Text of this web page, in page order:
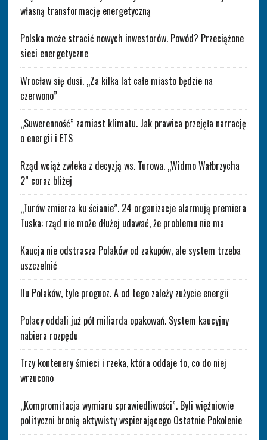
własną transformację energetyczną
Polska może stracić nowych inwestorów. Powód? Przeciążone
sieci energetyczne
Wrocław się dusi. „Za kilka lat całe miasto będzie na
czerwono”
„Suwerenność” zamiast klimatu. Jak prawica przejęła narrację
o energii i ETS
Rząd wciąż zwleka z decyzją ws. Turowa. „Widmo Wałbrzycha
2” coraz bliżej
„Turów zmierza ku ścianie”. 24 organizacje alarmują premiera
Tuska: rząd nie może dłużej udawać, że problemu nie ma
Kaucja nie odstrasza Polaków od zakupów, ale system trzeba
uszczelnić
Ilu Polaków, tyle prognoz. A od tego zależy zużycie energii
Polacy oddali już pół miliarda opakowań. System kaucyjny
nabiera rozpędu
Trzy kontenery śmieci i rzeka, która oddaje to, co do niej
wrzucono
„Kompromitacja wymiaru sprawiedliwości”. Byli więźniowie
polityczni bronią aktywisty wspierającego Ostatnie Pokolenie